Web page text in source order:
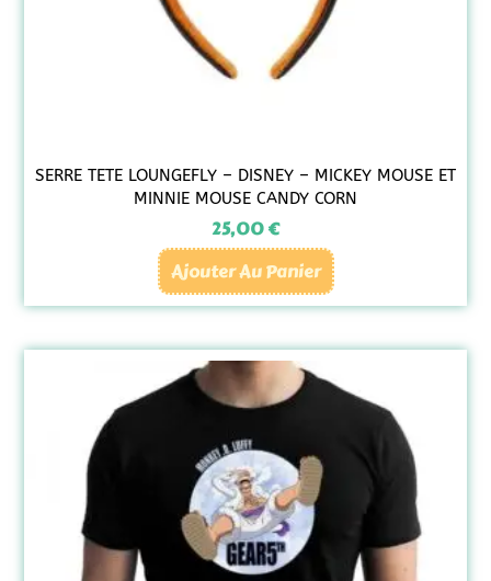
SERRE TETE LOUNGEFLY – DISNEY – MICKEY MOUSE ET
MINNIE MOUSE CANDY CORN
25,00€
Ajouter Au Panier